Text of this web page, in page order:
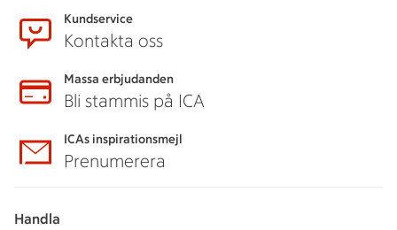
Kundservice
Kontakta oss
Massa erbjudanden
Bli stammis på ICA
ICAs inspirationsmejl
Prenumerera
Handla